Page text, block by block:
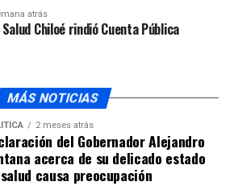
atrás
Chiloé rindió Cuenta Pública
MÁS NOTICIAS
2 meses atrás
del Gobernador Alejandro
acerca de su delicado estado
causa preocupación